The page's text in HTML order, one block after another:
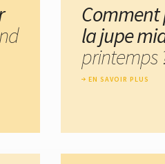
la jupe
printemps
EN SAVOIR PLUS